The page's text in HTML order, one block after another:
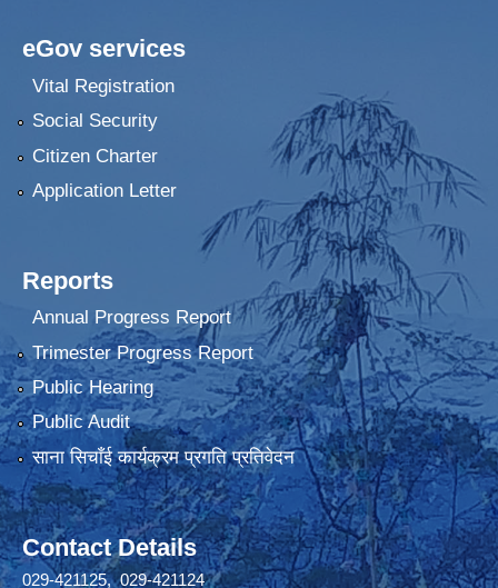
eGov services
Vital Registration
Social Security
Citizen Charter
Application Letter
Reports
Annual Progress Report
Trimester Progress Report
Public Hearing
Public Audit
साना सिचाँई कार्यक्रम प्रगति प्रतिवेदन
Contact Details
029-421125, 029-421124